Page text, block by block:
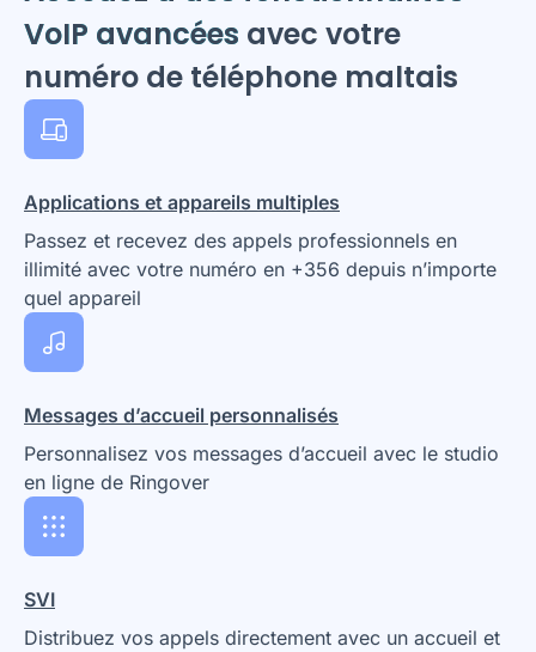
VoIP avancées avec votre
numéro de téléphone maltais
Applications et appareils multiples
Passez et recevez des appels professionnels en
illimité avec votre numéro en +356 depuis n’importe
quel appareil
Messages d’accueil personnalisés
Personnalisez vos messages d’accueil avec le studio
en ligne de Ringover
SVI
Distribuez vos appels directement avec un accueil et